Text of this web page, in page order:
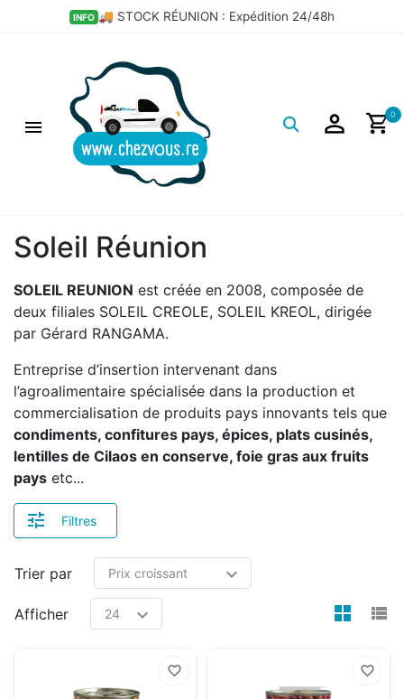
HOT 💣 LES BONS PLANS DÉPÔT
0
Soleil Réunion
SOLEIL REUNION est créée en 2008, composée de
deux filiales SOLEIL CREOLE, SOLEIL KREOL, dirigée
par Gérard RANGAMA.
Entreprise d’insertion intervenant dans
l’agroalimentaire spécialisée dans la production et
commercialisation de produits pays innovants tels que
condiments, confitures pays, épices, plats cusinés,
lentilles de Cilaos en conserve, foie gras aux fruits
pays etc...
Filtres
Trier par
Afficher